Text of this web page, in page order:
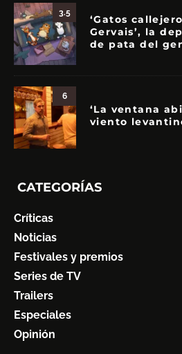
3.5
‘Gatos
Gervais’, la
de pata del
6
‘La ventana
viento
CATEGORÍAS
Críticas
Noticias
Festivales y premios
Series de TV
Trailers
Especiales
Opinión